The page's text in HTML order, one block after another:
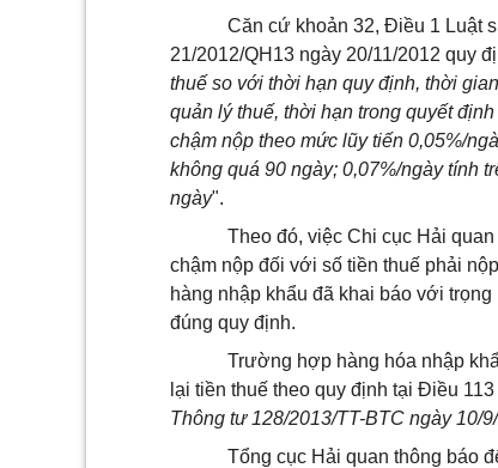
Căn cứ khoản 32, Điều 1 Luật
21/2012/QH13 ngày 20/11/2012 quy
thuế so với thời hạn quy định, thời
quản lý thuế, thời hạn trong quyết
chậm nộp theo mức lũy tiến 0,05%/
không quá 90 ngày; 0,07%/ngày tính
ngày".
Theo đó, việc Chi cục Hải
chậm nộp đối với số tiền thuế phải
hàng nhập khẩu đã khai báo với
đúng quy định.
Trường hợp hàng hóa nhập
lại tiền thuế theo quy định tại Điều
Thông tư 128/2013/TT-BTC ngày 10/
Tổng cục Hải quan thông báo